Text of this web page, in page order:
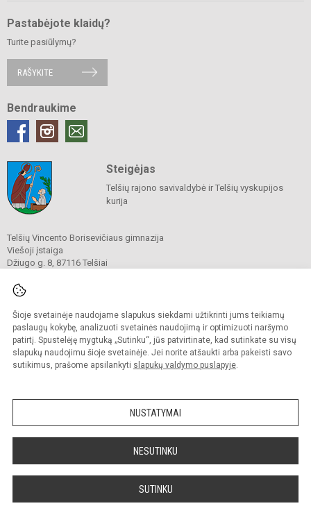
Šioje svetainėje naudojame slapukus siekdami užtikrinti jums teikiamų
paslaugų kokybę, analizuoti svetainės naudojimą ir optimizuoti naršymo
patirtį. Spustelėję mygtuką „Sutinku“, jūs patvirtinate, kad sutinkate su visų
slapukų naudojimu šioje svetainėje. Jei norite atšaukti arba pakeisti savo
sutikimus, prašome apsilankyti slapukų valdymo puslapyje.
NUSTATYMAI
NESUTINKU
SUTINKU
Pastabėjote klaidų?
Turite pasiūlymų?
RAŠYKITE
Bendraukime
Steigėjas
Telšių rajono savivaldybė ir Telšių vyskupijos
kurija
Telšių Vincento Borisevičiaus gimnazija
Viešoji įstaiga
Džiugo g. 8, 87116 Telšiai
El. p.
Duomenys kaupiami ir saugomi
Juridinių asmenų registre
Įmonės kodas 190556414
Kopijuoti turinį be raštiško gimnazijos sutikimo griežtai draudžiama.
Prieinamumo paraiška Slapukų politika
Sumanus būdas atnaujinti
svetainę